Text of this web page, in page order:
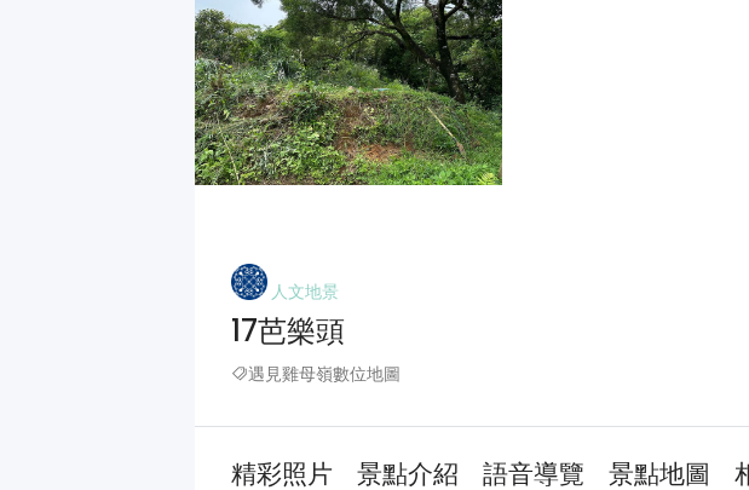
人文地景
17芭樂頭
遇見雞母嶺數位地圖
精彩照片 景點介紹 語音導覽 景點地圖